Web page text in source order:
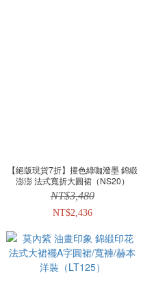
【絕版現貨7折】撞色綠咖潑墨 錦緞
澎澎 法式寬折大圓裙（NS20）
NT$3,480
NT$2,436